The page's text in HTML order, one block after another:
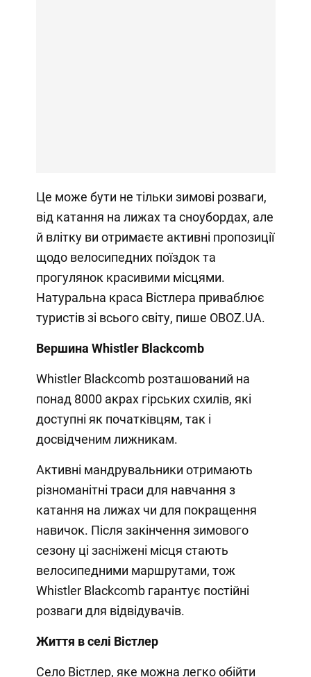
Це може бути не тільки зимові розваги,
від катання на лижах та сноубордах, але
й влітку ви отримаєте активні пропозиції
щодо велосипедних поїздок та
прогулянок красивими місцями.
Натуральна краса Вістлера приваблює
туристів зі всього світу, пише OBOZ.UA.
Вершина Whistler Blackcomb
Whistler Blackcomb розташований на
понад 8000 акрах гірських схилів, які
доступні як початківцям, так і
досвідченим лижникам.
Активні мандрувальники отримають
різноманітні траси для навчання з
катання на лижах чи для покращення
навичок. Після закінчення зимового
сезону ці засніжені місця стають
велосипедними маршрутами, тож
Whistler Blackcomb гарантує постійні
розваги для відвідувачів.
Життя в селі Вістлер
Село Вістлер, яке можна легко обійти